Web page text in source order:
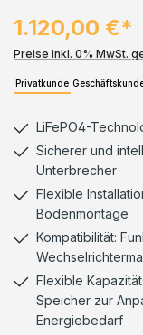
1.120,00 €*
Preise inkl. 0% MwSt.
Privatkunde
LiFePO4-
Sicherer und
Unterbrecher
Flexible
Bodenmontage
Kompatibilität:
Flexible
Speicher zur
Energiebedarf